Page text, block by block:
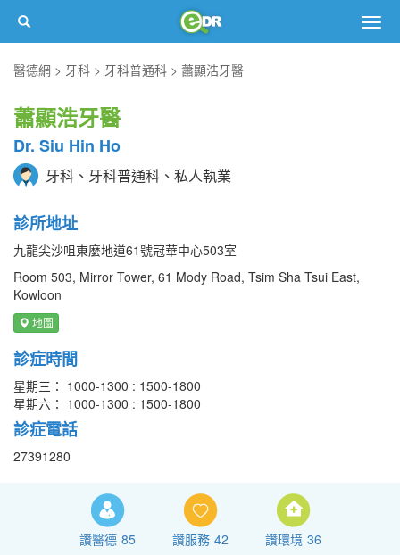
醫德網
牙科 牙科普通科 蕭顯浩牙醫
蕭顯浩牙醫
Dr. Siu Hin Ho
牙科、牙科普通科、私人執業
診所地址
九龍尖沙咀東麼地道61號冠華中心503室
Room 503, Mirror Tower, 61 Mody Road, Tsim Sha Tsui East,
Kowloon
地圖
診症時間
星期三： 1000-1300 : 1500-1800
星期六： 1000-1300 : 1500-1800
診症電話
27391280
讚醫德 85 讚服務 42 讚環境 36